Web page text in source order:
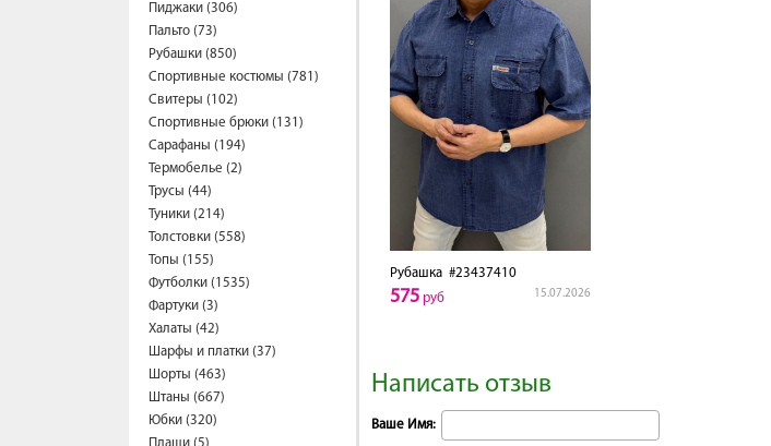
Пиджаки (306)
Пальто (73)
Рубашки (850)
Спортивные костюмы (781)
Свитеры (102)
Спортивные брюки (131)
Сарафаны (194)
Термобелье (2)
Трусы (44)
Туники (214)
Толстовки (558)
Топы (155)
Футболки (1535)
Фартуки (3)
Халаты (42)
Шарфы и платки (37)
Шорты (463)
Штаны (667)
Юбки (320)
Рубашка #23437410
15.07.2026
575 руб
Написать отзыв
Ваше Имя: